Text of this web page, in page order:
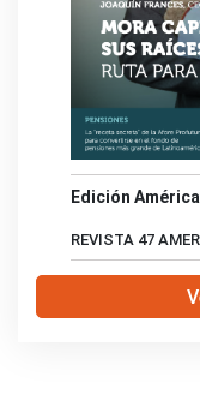
Edición
REVISTA 47